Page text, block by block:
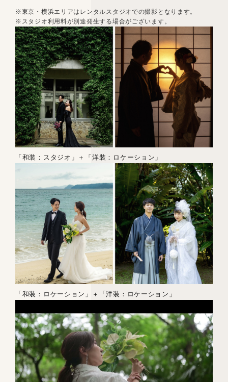
※東京・横浜エリアはレンタルスタジオでの撮影となります。
※スタジオ利用料が別途発生する場合がございます。
「和装：スタジオ」＋「洋装：ロケーション」
「和装：ロケーション」＋「洋装：ロケーション」